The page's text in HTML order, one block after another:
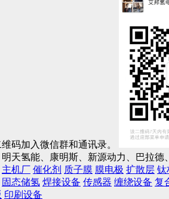
码加入微信群和通讯录。
天氢能、康明斯、新源动力、巴拉
主机厂 催化剂 质子膜 膜电极 扩散层 钛
固态储氢 焊接设备 传感器 缠绕设备 复
印刷设备